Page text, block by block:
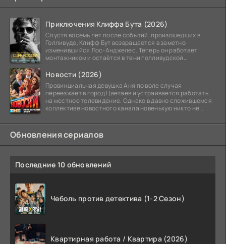
Приключения Клиффа Бута (2026)
Спустя восемь лет после событий, произошедших в
Голливуде, Клифф Бут возвращается в заметно
изменившийся Лос-Анджелес. Теперь он работает
монтажником и остаётся в тени голливудской
Новости (2026)
Провинциальная девушка Аня по воле случая
переезжает в город Цветаев и устраивается работать
на местное телевидение. Однако в давно сложившемся
коллективе новостного канала новенькую никто не
Обновления сериалов
Последние 10 обновлений
Чеболь против детектива (1-2 Сезон)
Квартирная работа / Квартира (2026)